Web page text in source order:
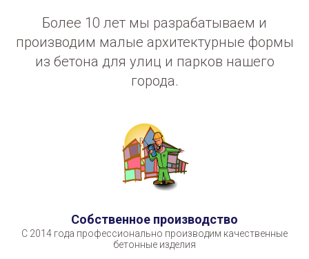
Более 10 лет мы разрабатываем и
производим малые архитектурные формы
из бетона для улиц и парков нашего
города.
Собственное производство
С 2014 года профессионально производим качественные
бетонные изделия